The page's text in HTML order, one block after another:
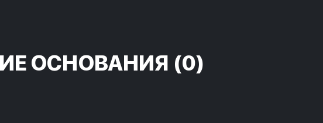
ОСНОВАНИЯ (0)